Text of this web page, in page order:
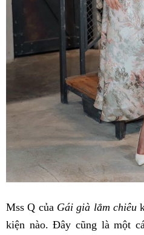
Mss Q của Gái già lắm chiêu
kiện nào. Đây cũng là một